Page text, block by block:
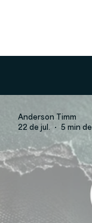
Anderson Timm
22 de jul.
5 min